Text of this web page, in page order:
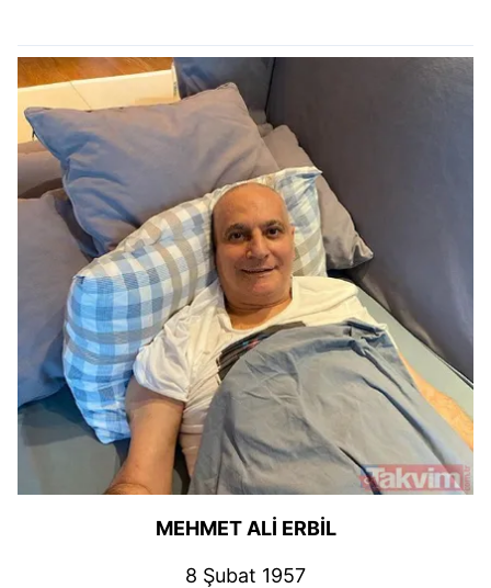
vasıtasıyla belirleyebilirsiniz. Çerezlere ilişkin detaylı bilgi
için Ayarlar butonuna tıklayabilir,
Metnimiziziyaret edebilirsiniz.
6698 sayılı Kişisel Verilerin Korunması Kanunu uyarınca
hazırlanmış Aydınlatma Metnimizi okumak ve sitemizde
ilgili mevzuata uygun olarak kullanılan çerezlerle ilgili bilgi
almak için lütfentıklayınız.
MEHMET ALİ ERBİL
8 Şubat 1957